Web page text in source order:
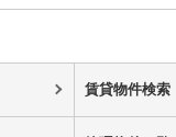
賃貸物件検索